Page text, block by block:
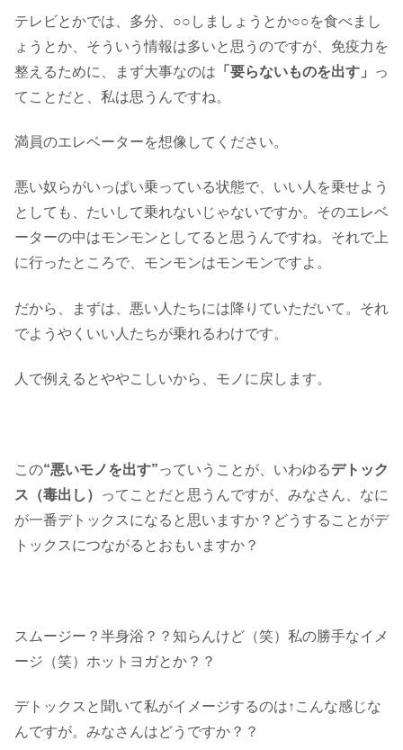
テレビとかでは、多分、○○しましょうとか○○を食べまし
ょうとか、そういう情報は多いと思うのですが、免疫力を
整えるために、まず大事なのは 「要らないものを出す」
っ
てことだと、私は思うんですね。
満員のエレベーターを想像してください。
悪い奴らがいっぱい乗っている状態で、いい人を乗せよう
としても、たいして乗れないじゃないですか。そのエレベ
ーターの中はモンモンとしてると思うんですね。それで上
に行ったところで、モンモンはモンモンですよ。
だから、まずは、悪い人たちには降りていただいて。それ
でようやくいい人たちが乗れるわけです。
人で例えるとややこしいから、モノに戻します。
この“悪いモノを出す”っていうことが、いわゆるデトック
ス（毒出し）
ってことだと思うんですが、みなさん、なに
が一番デトックスになると思いますか？どうすることがデ
トックスにつながるとおもいますか？
スムージー？半身浴？？知らんけど（笑）私の勝手なイメ
ージ（笑）ホットヨガとか？？
デトックスと聞いて私がイメージするのは↑こんな感じな
んですが。みなさんはどうですか？？